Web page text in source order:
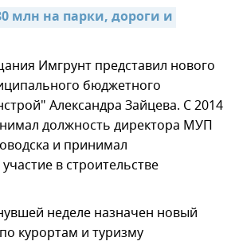
млн на парки, дороги и
Имгрунт представил нового
бюджетного
Александра Зайцева. С 2014
должность директора МУП
и принимал
в строительстве
неделе назначен новый
курортам и туризму